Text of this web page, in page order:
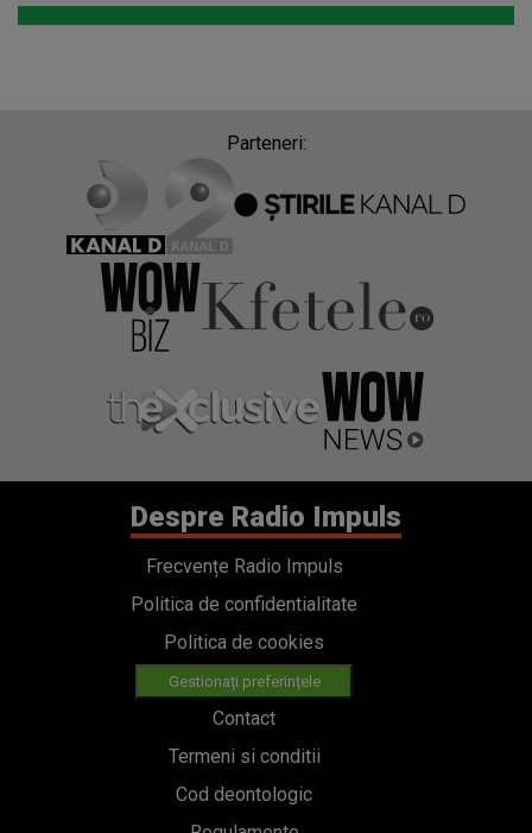
Parteneri:
Despre Radio Impuls
Frecvențe Radio Impuls
Politica de confidentialitate
Politica de cookies
Gestionați preferințele
Contact
Termeni si conditii
Cod deontologic